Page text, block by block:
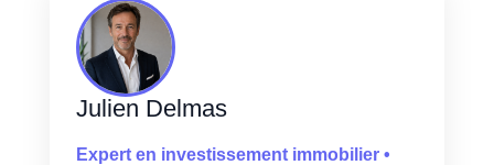
Julien Delmas
Expert en investissement immobilier •